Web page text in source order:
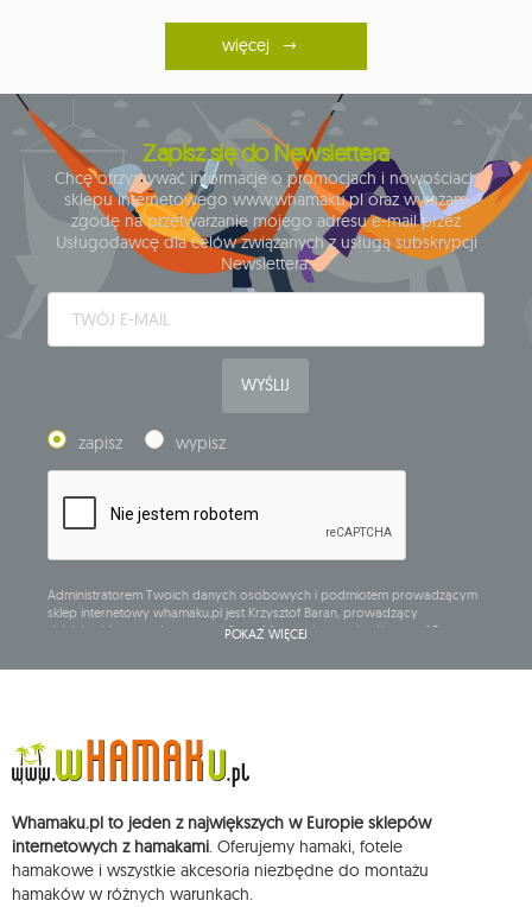
więcej
Zapisz się do Newslettera
Chcę otrzymywać informacje o promocjach i nowościach
sklepu internetowego www.whamaku.pl oraz wyrażam
zgodę na przetwarzanie mojego adresu e-mail przez
Usługodawcę dla celów związanych z usługą subskrypcji
Newslettera.
WYŚLIJ
zapisz wypisz
Administratorem Twoich danych osobowych i podmiotem prowadzącym
sklep internetowy whamaku.pl jest Krzysztof Baran, prowadzący
działalność gospodarczą pod firmą: Mouton Interactive Krzysztof Baran
adres głównego miejsca wykonywania działalności w Siedlcach, ul.
Dane będą przetwarzane w celu wysyłki newslettera i przechowywane do
chwili rezygnacji z subskrypcji.
Przysługuje Ci prawo do żądania dostępu do swoich danych osobowych,
sprzeciwu wobec przetwarzania swoich danych oraz prawo do
wniesienia skargi do organu nadzorczego oraz cofnięcia zgody w
dowolnym momencie bez wpływu na zgodność z prawem przetwarzania,
którego dokonano na podstawie zgody przed jej cofnięciem. W tym celu
możesz kontaktować się z działem obsługi klienta Mouton Interactive pod
POKAŻ WIĘCEJ
Whamaku.pl to jeden z największych w Europie sklepów
internetowych z hamakami. Oferujemy hamaki, fotele
hamakowe i wszystkie akcesoria niezbędne do montażu
hamaków w różnych warunkach.